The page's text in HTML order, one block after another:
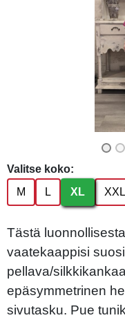
Valitse koko:
M
L XL XXL
Tästä
vaatekaappisi
pellava/
epäsymmetrinen
sivutasku. Pue